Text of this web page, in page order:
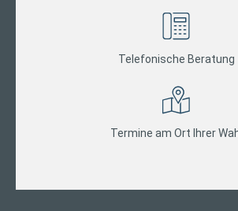
Telefonische Beratung
Termine am Ort Ihrer